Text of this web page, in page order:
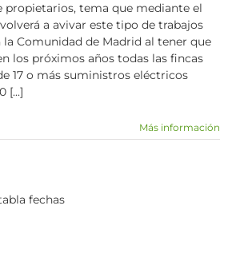
propietarios, tema que mediante el
a avivar este tipo de trabajos
Comunidad de Madrid al tener que
los próximos años todas las fincas
17 o más suministros eléctricos
[...]
Más información